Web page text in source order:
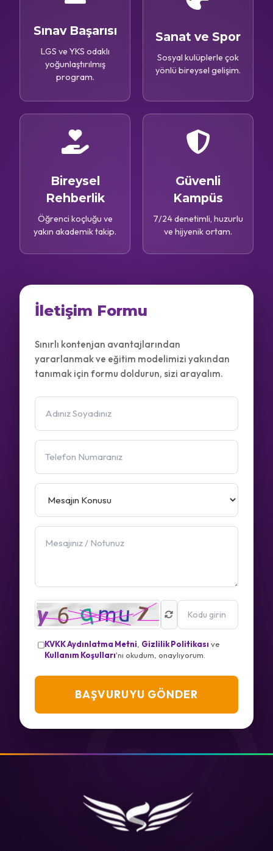
Sınav Başarısı
LGS ve YKS odaklı
yoğunlaştırılmış
program.
Sanat ve Spor
Sosyal kulüplerle çok
yönlü bireysel gelişim.
Bireysel
Rehberlik
Öğrenci koçluğu ve
yakın akademik takip.
Güvenli
Kampüs
7/24 denetimli, huzurlu
ve hijyenik ortam.
İletişim Formu
Sınırlı kontenjan avantajlarından
yararlanmak ve eğitim modelimizi yakından
tanımak için formu doldurun, sizi arayalım.
KVKK Aydınlatma Metni Gizlilik Politikası ve
Kullanım Koşulları'nı okudum, onaylıyorum.
BAŞVURUYU GÖNDER